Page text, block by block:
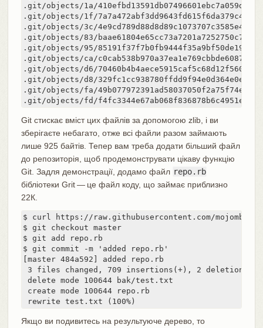
.git/objects/1a/
.git/objects/1f/
.git/objects/3c/
.git/objects/83/
.git/objects/95/
.git/objects/ca/
.git/objects/d6/
.git/objects/d8/
.git/objects/fa/
.git/objects/fd/
Git стискає вміст цих файлів за допомогою zlib, і ви
зберігаєте небагато, отже всі файли разом займають
лише 925 байтів. Тепер вам треба додати більший файл
до репозиторія, щоб продемонструвати цікаву функцію
Git. Задля демонстрації, додамо файл repo.rb
бібліотеки Grit — це файл коду, що займає приблизно
22К.
$ curl https://raw.githubusercontent.com/
$ git checkout master
$ git add repo.rb
$ git commit -m 'added repo.rb'
[master 484a592] added repo.rb
3 files changed, 709 insertions(+), 2 deletions(-)
delete mode 100644 bak/test.txt
create mode 100644 repo.rb
rewrite test.txt (100%)
Якщо ви подивитесь на результуюче дерево, то